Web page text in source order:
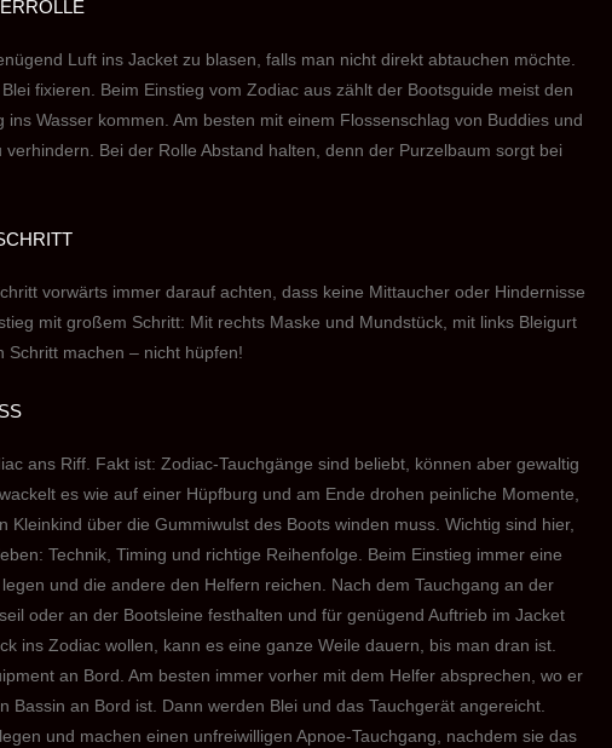
Luft ins Jacket zu blasen, falls man nicht direkt abtauchen möchte.
fixieren. Beim Einstieg vom Zodiac aus zählt der Bootsguide meist den
Wasser kommen. Am besten mit einem Flossenschlag von Buddies und
Bei der Rolle Abstand halten, denn der Purzelbaum sorgt bei
vorwärts immer darauf achten, dass keine Mittaucher oder Hindernisse
mit großem Schritt: Mit rechts Maske und Mundstück, mit links Bleigurt
Schritt machen – nicht hüpfen!
ans Riff. Fakt ist: Zodiac-Tauchgänge sind beliebt, können aber gewaltig
es wie auf einer Hüpfburg und am Ende drohen peinliche Momente,
Kleinkind über die Gummiwulst des Boots winden muss. Wichtig sind hier,
Technik, Timing und richtige Reihenfolge. Beim Einstieg immer eine
und die andere den Helfern reichen. Nach dem Tauchgang an der
oder an der Bootsleine festhalten und für genügend Auftrieb im Jacket
ins Zodiac wollen, kann es eine ganze Weile dauern, bis man dran ist.
an Bord. Am besten immer vorher mit dem Helfer absprechen, wo er
Bassin an Bord ist. Dann werden Blei und das Tauchgerät angereicht.
und machen einen unfreiwilligen Apnoe-Tauchgang, nachdem sie das